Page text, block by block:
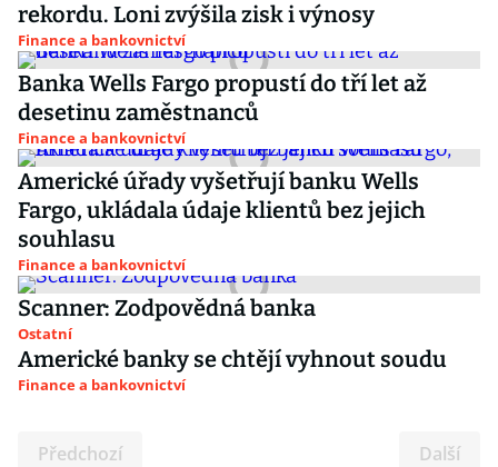
rekordu. Loni zvýšila zisk i výnosy
Finance a bankovnictví
Banka Wells Fargo propustí do tří let až
desetinu zaměstnanců
Finance a bankovnictví
Americké úřady vyšetřují banku Wells
Fargo, ukládala údaje klientů bez jejich
souhlasu
Finance a bankovnictví
Scanner: Zodpovědná banka
Ostatní
Americké banky se chtějí vyhnout soudu
Finance a bankovnictví
Předchozí Další